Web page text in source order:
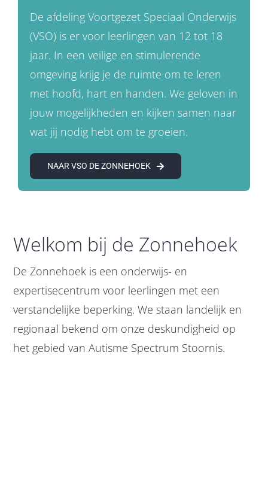
De afdeling Voortgezet Speciaal Onderwijs
(VSO) is er voor leerlingen van 12 tot 18
jaar. In een veilige en stimulerende
omgeving krijg je de ruimte om te leren
met hoofd, hart en handen. We geloven in
jouw mogelijkheden en kijken samen naar
wat jij nodig hebt om te groeien.
NAAR VSO DE ZONNEHOEK
Welkom bij de Zonnehoek
De Zonnehoek is een onderwijs- en
expertisecentrum voor leerlingen met een
verstandelijke beperking. We staan landelijk en
regionaal bekend om onze deskundigheid op
het gebied van Autisme Spectrum Stoornis.